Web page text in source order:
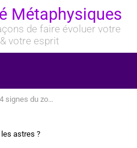
Métaphysiques
de faire évoluer votre
votre esprit
vont accomplir de grandes choses cet automne
astres ?